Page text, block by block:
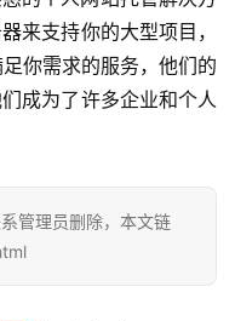
来支持你的大型项目，
你需求的服务，他们的
成为了许多企业和个人
管理员删除，本文链